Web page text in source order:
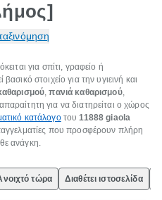
για σπίτι, γραφείο ή
στοιχείο για την υγιεινή και
,πανιά καθαρισμού,
για να διατηρείται ο χώρος
κατάλογοτου11888 giaola
που προσφέρουν πλήρη
ανάγκη.
τώρα Διαθέτει ιστοσελίδα